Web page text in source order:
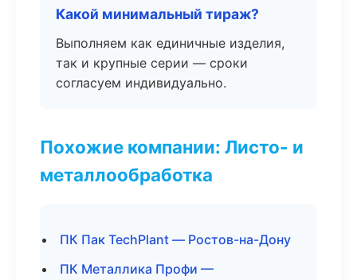
Какой минимальный тираж?
Выполняем как единичные изделия,
так и крупные серии — сроки
согласуем индивидуально.
Похожие компании: Листо- и
металлообработка
ПК Пак TechPlant — Ростов-на-Дону
ПК Металлика Профи —